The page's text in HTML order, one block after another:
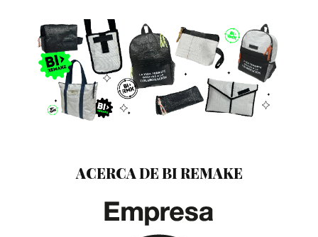
ACERCA DE BI REMAKE